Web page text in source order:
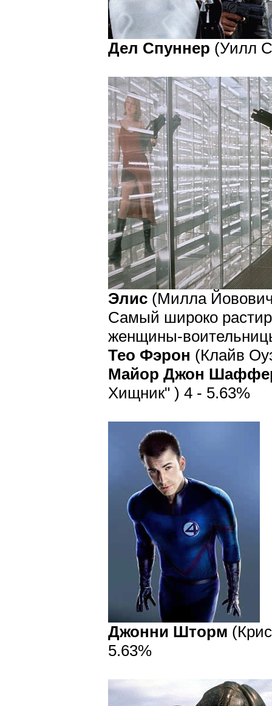
Дел Спуннер (Уилл
Элис (Милла
Самый широко
женщины-
Тео Фэрон (Клайв
Майор Джон
Хищник" ) 4 - 5.63%
Джонни Шторм
5.63%